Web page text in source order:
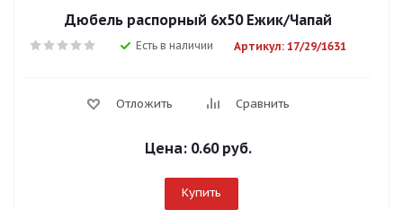
Дюбель распорный 6х50 Ежик/Чапай
Есть в наличии Артикул: 17/29/1631
Отложить Сравнить
Цена: 0.60 руб.
Купить